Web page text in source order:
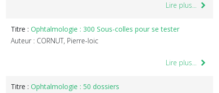
Lire plus...
Titre : Ophtalmologie : 300 Sous-colles pour se tester
Auteur : CORNUT, Pierre-loic
Lire plus...
Titre : Ophtalmologie : 50 dossiers